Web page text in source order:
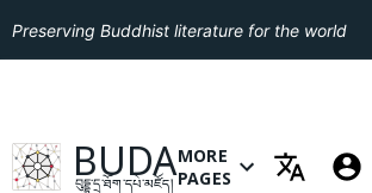
Preserving Buddhist literature for the world
GO TO HOMEPAGE
BUDA
བུདྡྷ་དྲ་ཐོག་དཔེ་མཛོད།
OPEN MENU OF MORE
MORE
PAGES